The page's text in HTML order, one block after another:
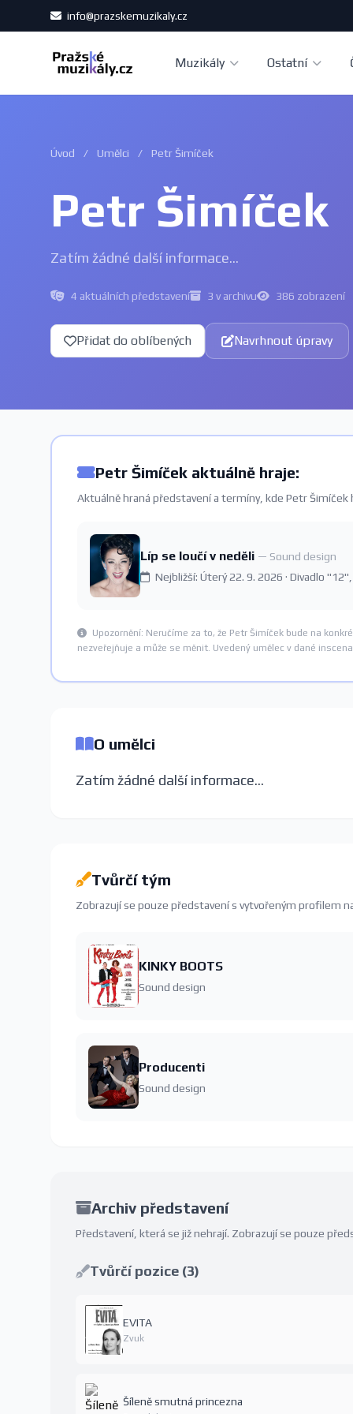
info@prazskemuzikaly.cz
Muzikály Ostatní
Úvod / Umělci / Petr Šimíček
Petr Šimíček
Zatím žádné další informace...
4 aktuálních představení 3 v archivu 386 zobrazení
Přidat do oblíbených Navrhnout úpravy
Petr Šimíček aktuálně hraje:
Aktuálně hraná představení a termíny, kde Petr Šimíček
Líp se loučí v neděli — Sound design
Nejbližší: Úterý 22. 9. 2026 · Divadlo
Upozornění: Neručíme za to, že Petr Šimíček bude na
nezveřejňuje a může se měnit. Uvedený umělec v dané
O umělci
Zatím žádné další informace...
Tvůrčí tým
Zobrazují se pouze představení s vytvořeným profilem
KINKY BOOTS
Sound design
Producenti
Sound design
Archiv představení
Představení, která se již nehrají. Zobrazují se pouze
Tvůrčí pozice (3)
EVITA
Zvuk
Šíleně smutná princezna